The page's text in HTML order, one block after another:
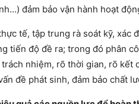
đảm bảo vận hành hoạt
tế, tập trung rà soát kỹ,
tiến độ đề ra; trong đó phân
nhiệm, rõ thời gian, rõ kết
đề phát sinh, đảm bảo chất